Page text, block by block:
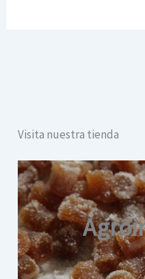
Visita nuestra tienda